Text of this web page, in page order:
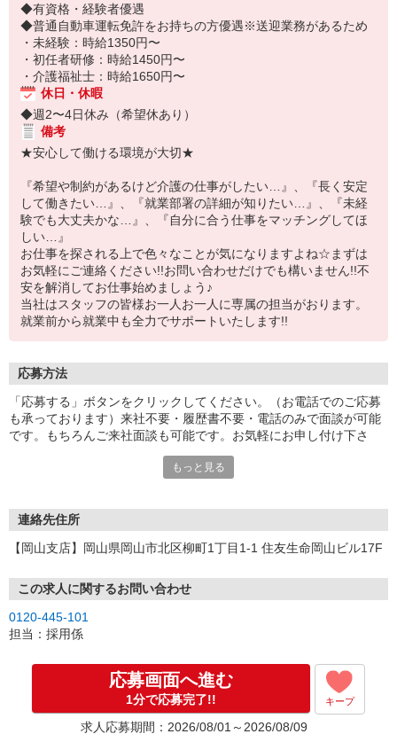
◆有資格・経験者優遇
◆普通自動車運転免許をお持ちの方優遇※送迎業務があるため
・未経験：時給1350円〜
・初任者研修：時給1450円〜
・介護福祉士：時給1650円〜
休日・休暇
◆週2〜4日休み（希望休あり）
備考
★安心して働ける環境が大切★
『希望や制約があるけど介護の仕事がしたい…』、『長く安定
して働きたい…』、『就業部署の詳細が知りたい…』、『未経
験でも大丈夫かな…』、『自分に合う仕事をマッチングしてほ
しい…』
お仕事を探される上で色々なことが気になりますよね☆まずは
お気軽にご連絡ください!!お問い合わせだけでも構いません!!不
安を解消してお仕事始めましょう♪
当社はスタッフの皆様お一人お一人に専属の担当がおります。
就業前から就業中も全力でサポートいたします!!
応募方法
「応募する」ボタンをクリックしてください。（お電話でのご応募
も承っております）来社不要・履歴書不要・電話のみで面談が可能
です。もちろんご来社面談も可能です。お気軽にお申し付け下さ
もっと見る
連絡先住所
【岡山支店】岡山県岡山市北区柳町1丁目1-1 住友生命岡山ビル17F
この求人に関するお問い合わせ
0120-445-101
担当：採用係
応募画面へ進む
1分で応募完了!! キープ
求人応募期間：2026/08/01～2026/08/09